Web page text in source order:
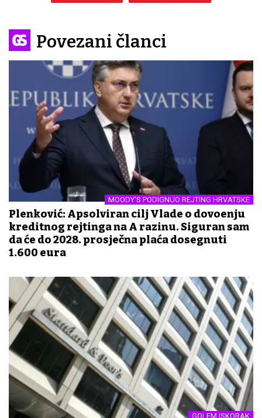
Povezani članci
MOODY'S PODIGNUO REJTING HRVATSKE
Plenković: Apsolviran cilj Vlade o dovođenju
kreditnog rejtinga na A razinu. Siguran sam
da će do 2028. prosječna plaća dosegnuti
1.600 eura
GOLEM ISKORAK